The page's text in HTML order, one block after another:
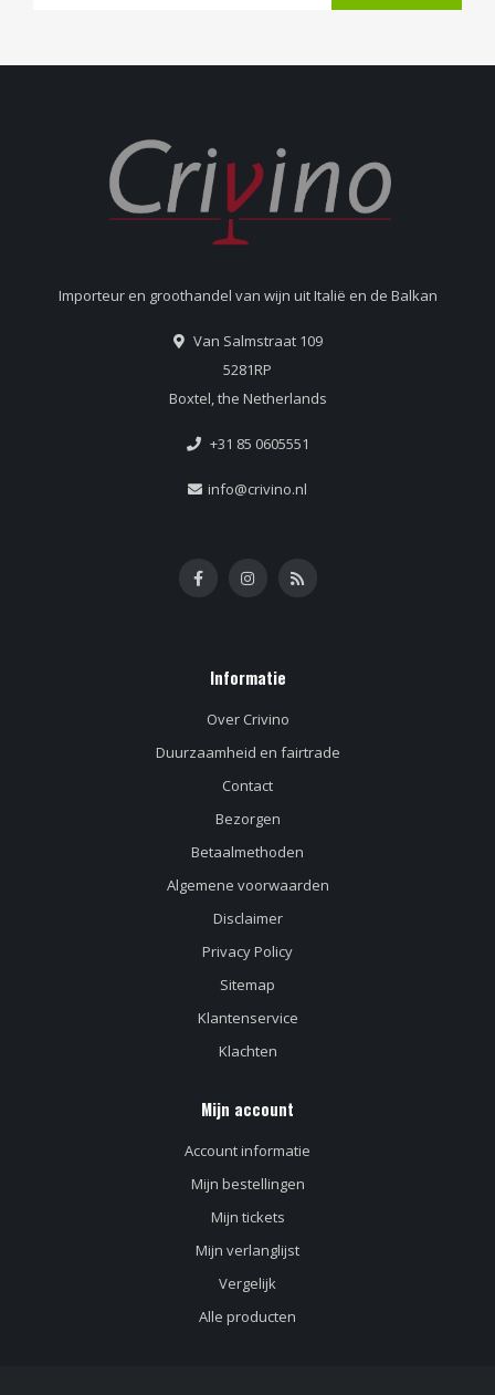
Importeur en groothandel van wijn uit Italië en de Balkan
Van Salmstraat 109
5281RP
Boxtel, the Netherlands
+31 85 0605551
info@crivino.nl
Informatie
Over Crivino
Duurzaamheid en fairtrade
Contact
Bezorgen
Betaalmethoden
Algemene voorwaarden
Disclaimer
Privacy Policy
Sitemap
Klantenservice
Klachten
Mijn account
Account informatie
Mijn bestellingen
Mijn tickets
Mijn verlanglijst
Vergelijk
Alle producten